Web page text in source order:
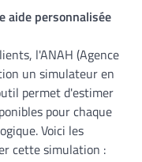
aide personnalisée
l'ANAH (Agence
un simulateur en
permet d'estimer
pour chaque
Voici les
cette simulation :